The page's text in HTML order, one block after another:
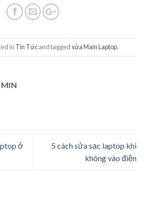
in Tin Tứcand tagged sửa Main Laptop.
ở
5 cách sửa sạc laptop khi
không vào điện